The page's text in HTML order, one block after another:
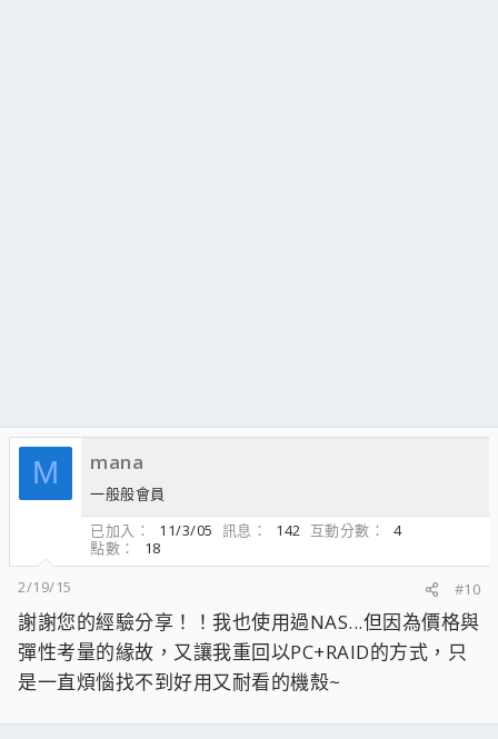
M mana
一般般會員
已加入
11/3/05 訊息 142 互動分數
4
點數
18
2/19/15
#10
謝謝您的經驗分享！！我也使用過NAS...但因為價格與
彈性考量的緣故，又讓我重回以PC+RAID的方式，只
是一直煩惱找不到好用又耐看的機殼~